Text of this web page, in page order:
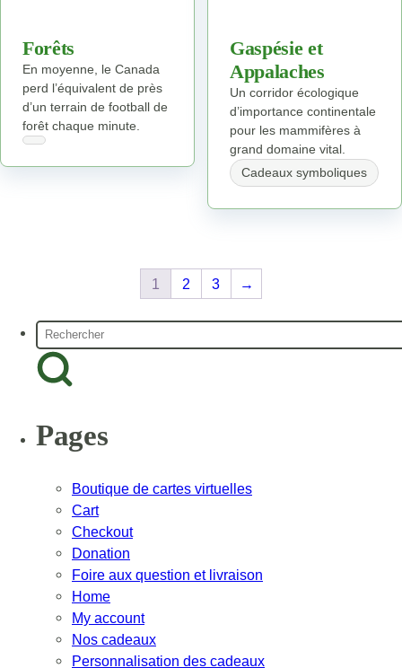
Forêts
En moyenne, le Canada
perd l’équivalent de près
d’un terrain de football de
forêt chaque minute.
Gaspésie et
Appalaches
Un corridor écologique
d’importance continentale
pour les mammifères à
grand domaine vital.
Cadeaux symboliques
1 2 3 →
Rechercher
Pages
Boutique de cartes virtuelles
Cart
Checkout
Donation
Foire aux question et livraison
Home
My account
Nos cadeaux
Personnalisation des cadeaux